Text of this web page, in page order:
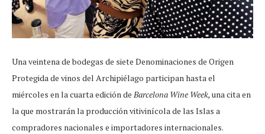
Una veintena de bodegas de siete Denominaciones de Origen
Protegida de vinos del Archipiélago participan hasta el
miércoles en la cuarta edición de Barcelona Wine Week,una cita en
la que mostrarán la producción vitivinícola de las Islas a
compradores nacionales e importadores internacionales.